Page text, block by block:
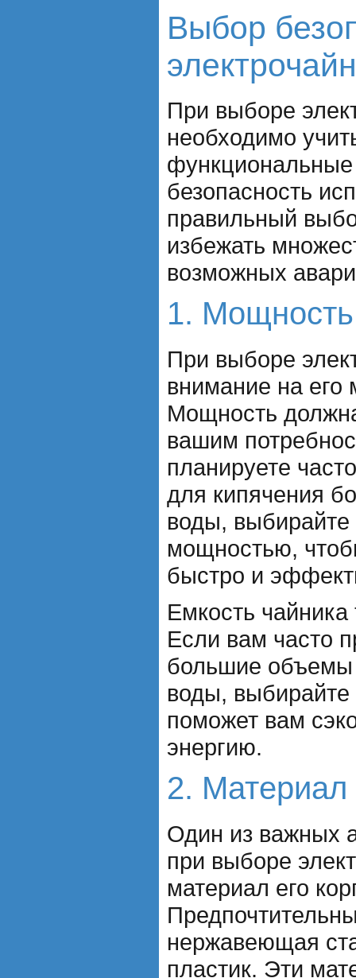
Выбор
При выборе
необходимо
безопасность
правильный
избежать
возможных
1.
При выборе
внимание на его
Мощность
вашим
планируете
для кипячения
воды, выбирайте
мощностью,
быстро и
Емкость чайника
Если вам часто
большие объемы
воды,
поможет вам
энергию.
2. Материал
Один из важных
при выборе
материал его
нержавеющая
пластик. Эти